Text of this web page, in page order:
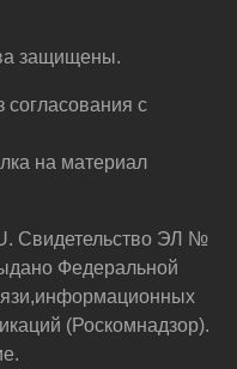
защищены.
согласования с
на материал
Свидетельство ЭЛ №
Федеральной
(Роскомнадзор).